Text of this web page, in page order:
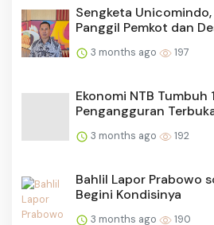
Sengketa Unicomindo,
Panggil Pemkot dan
3 months ago 197
Ekonomi NTB Tumbuh
Pengangguran
3 months ago 192
Bahlil Lapor Prabowo
Begini Kondisinya
3 months ago 190